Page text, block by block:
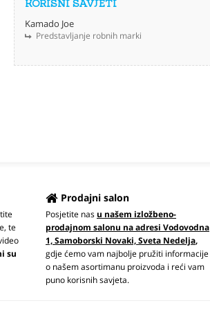
KORISNI SAVJETI
Kamado Joe
Predstavljanje robnih marki
te
su
Prodajni salon
Posjetite nasu našem izložbeno-
prodajnom salonu na adresi Vodovodna
1, Samoborski Novaki, Sveta Nedelja,
gdje ćemo vam najbolje pružiti informacije
o našem asortimanu proizvoda i reći vam
puno korisnih savjeta.